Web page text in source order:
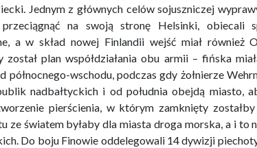
Jednym z głównych celów sojuszniczej
na swoją stronę Helsinki, obiecali
a w skład nowej Finlandii wejść miał również
plan współdziałania obu armii – fińska
północnego-wschodu, podczas gdy żołnierze
nadbałtyckich i od południa obejdą miasto,
pierścienia, w którym zamknięty
ze światem byłaby dla miasta droga morska, a i to
Do boju Finowie oddelegowali 14 dywizji